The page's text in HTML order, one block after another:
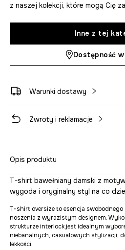
z naszej kolekcji, które mogą Cię
Inne z tej
Dostępność
Warunki dostawy
Zwroty i reklamacje
Opis produktu
T-shirt bawełniany damski z
wygoda i oryginalny styl na co
T-shirt oversize to esencja
noszenia z wyrazistym designem.
strukturze interlock,jest idealnym
niebanalnych, casualowych stylizacji,
lekkości.